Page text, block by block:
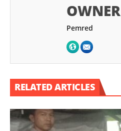
OWNER
Pemred
RELATED ARTICLES